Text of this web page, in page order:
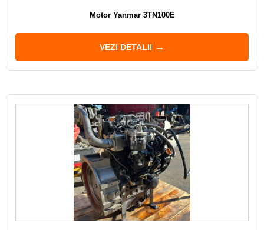
Motor Yanmar 3TN100E
VEZI DETALII